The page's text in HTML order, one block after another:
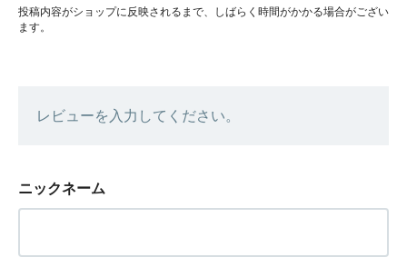
投稿内容がショップに反映されるまで、しばらく時間がかかる場合がござい
ます。
レビューを入力してください。
ニックネーム